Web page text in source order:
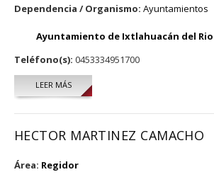
Dependencia / Organismo: Ayuntamientos
Ayuntamiento de Ixtlahuacán del Rio
Teléfono(s): 0453334951700
LEER MÁSSOBRE C. EDUARDO RAMIREZ SANCHEZ
HECTOR MARTINEZ CAMACHO
Área: Regidor